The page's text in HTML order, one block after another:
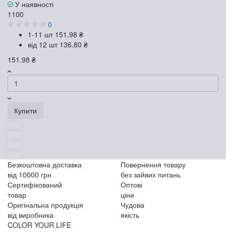
У наявності
1100
0
1-11 шт 151.98 ₴
від 12 шт 136.80 ₴
151.98 ₴
Купити
Безкоштовна доставка
від 10000 грн
Повернення товару
без зайвих питань
Сертифікований
товар
Оптові
ціни
Оригінальна продукція
від виробника
Чудова
якість
COLOR YOUR LIFE